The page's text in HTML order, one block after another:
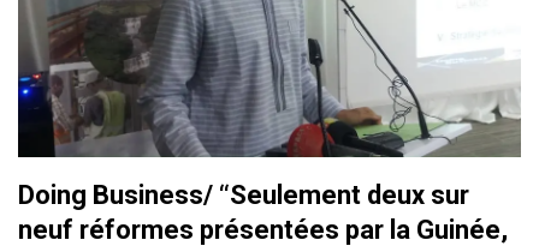
Doing Business/ ‘‘Seulement deux sur
neuf réformes présentées par la Guinée,